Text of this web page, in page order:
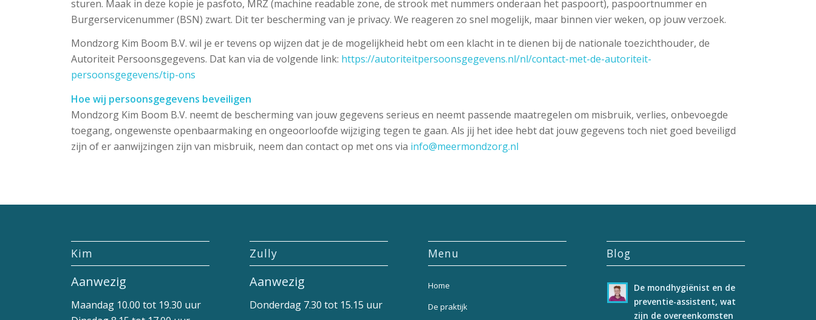
sturen. Maak in deze kopie je pasfoto, MRZ (machine readable zone, de strook met nummers onderaan het paspoort), paspoortnummer en
Burgerservicenummer (BSN) zwart. Dit ter bescherming van je privacy. We reageren zo snel mogelijk, maar binnen vier weken, op jouw verzoek.
Mondzorg Kim Boom B.V. wil je er tevens op wijzen dat je de mogelijkheid hebt om een klacht in te dienen bij de nationale toezichthouder, de
Autoriteit Persoonsgegevens. Dat kan via de volgende link: https://autoriteitpersoonsgegevens.nl/nl/contact-met-de-autoriteit-
persoonsgegevens/tip-ons
Hoe wij persoonsgegevens beveiligen
Mondzorg Kim Boom B.V. neemt de bescherming van jouw gegevens serieus en neemt passende maatregelen om misbruik, verlies, onbevoegde
toegang, ongewenste openbaarmaking en ongeoorloofde wijziging tegen te gaan. Als jij het idee hebt dat jouw gegevens toch niet goed beveiligd
zijn of er aanwijzingen zijn van misbruik, neem dan contact op met ons via info@meermondzorg.nl
Kim
Aanwezig
Maandag 10.00 tot 19.30 uur
Zully
Aanwezig
Donderdag 7.30 tot 15.15 uur
Menu
Home
De praktijk
Blog
De mondhygiënist en de
preventie-assistent, wat
zijn de overeenkomsten